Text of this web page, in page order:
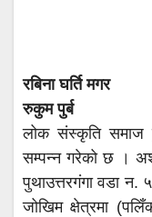
रबिना घर्ति मगर
रुकुम पुर्ब
लोक संस्कृति समाज
सम्पन्न गरेको छ ।
पुथाउत्तरगंगा वडा न.
जोखिम क्षेत्रमा